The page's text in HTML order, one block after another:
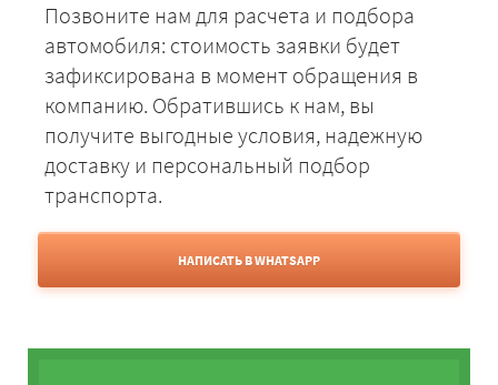
Позвоните нам для расчета и подбора
автомобиля: стоимость заявки будет
зафиксирована в момент обращения в
компанию. Обратившись к нам, вы
получите выгодные условия, надежную
доставку и персональный подбор
транспорта.
НАПИСАТЬ В WHATSAPP